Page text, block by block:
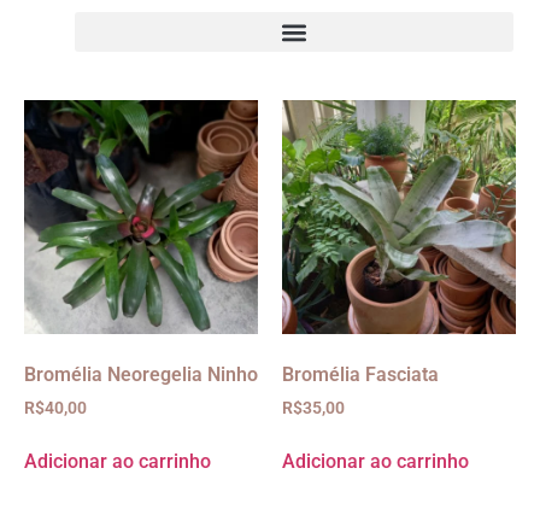
Bromélia Neoregelia Ninho
R$40,00
Adicionar ao carrinho
Bromélia Fasciata
R$35,00
Adicionar ao carrinho